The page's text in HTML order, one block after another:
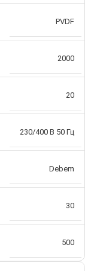
PVDF
2000
20
230/400 В 50 Гц
Debem
30
500